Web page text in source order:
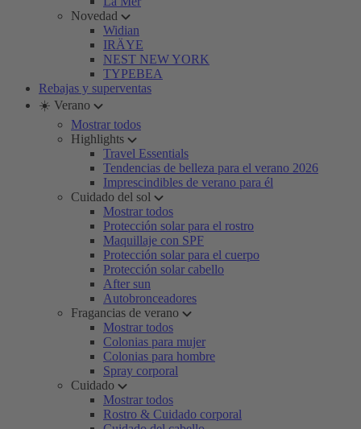
Novedad
Widian
IRÄYE
NEST NEW YORK
TYPEBEA
Rebajas y superventas
☀️ Verano
Mostrar todos
Highlights
Travel Essentials
Tendencias de belleza para el verano 2026
Imprescindibles de verano para él
Cuidado del sol
Mostrar todos
Protección solar para el rostro
Maquillaje con SPF
Protección solar para el cuerpo
Protección solar cabello
After sun
Autobronceadores
Fragancias de verano
Mostrar todos
Colonias para mujer
Colonias para hombre
Spray corporal
Cuidado
Mostrar todos
Rostro & Cuidado corporal